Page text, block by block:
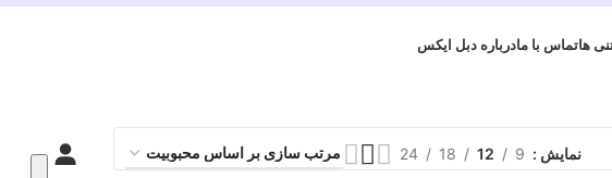
هاتماس با مادرباره دبل ایکس
نمایش 9
12
18
24